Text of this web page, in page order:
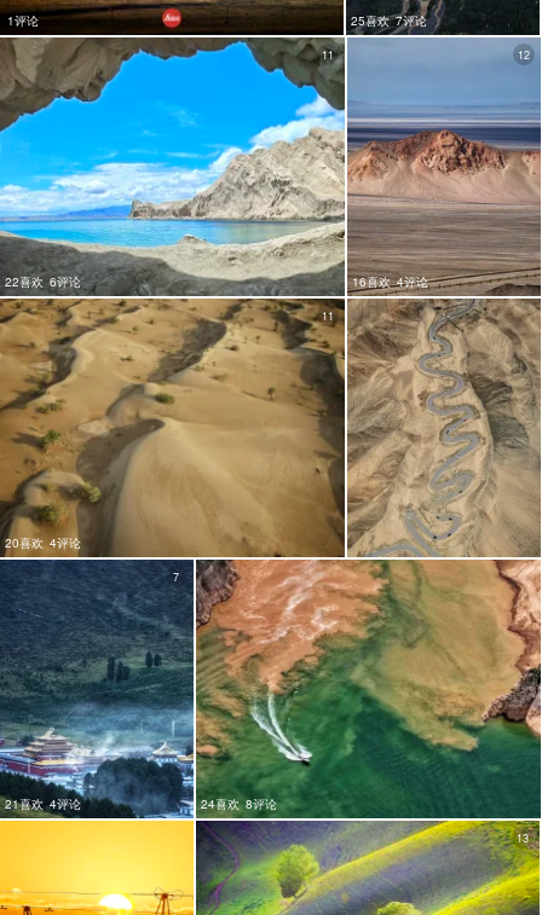
1评论 25喜欢 7评论
22喜欢 6评论
11
16喜欢 4评论
12
20喜欢 4评论
11
21喜欢 4评论
7
24喜欢 8评论
13